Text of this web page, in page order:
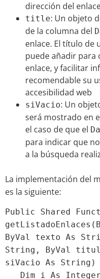
dirección del
title: Un objeto
de la columna del
enlace. El título de
puede añadir para
enlace, y facilitar
recomendable su
accesibilidad web
siVacio: Un
será mostrado en
el caso de que el
para indicar que
a la búsqueda
La implementación del
es la siguiente:
Public Shared
ByVal texto As
String, ByVal
siVacio As String)
Dim i As Integer